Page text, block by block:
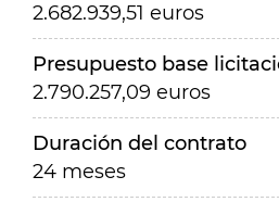
2.682.939,51 euros
Presupuesto base
2.790.257,09 euros
Duración del contrato
24 meses